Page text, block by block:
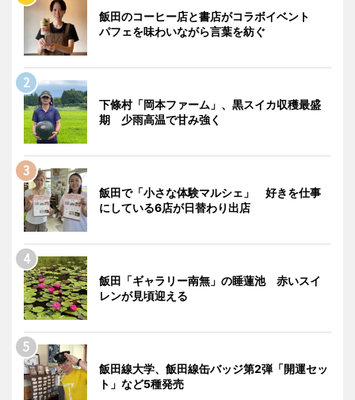
飯田のコーヒー店と書店がコラボイベント
パフェを味わいながら言葉を紡ぐ
下條村「岡本ファーム」、黒スイカ収穫最盛
期 少雨高温で甘み強く
飯田で「小さな体験マルシェ」 好きを仕事
にしている6店が日替わり出店
飯田「ギャラリー南無」の睡蓮池 赤いスイ
レンが見頃迎える
飯田線大学、飯田線缶バッジ第2弾「開運セッ
ト」など5種発売